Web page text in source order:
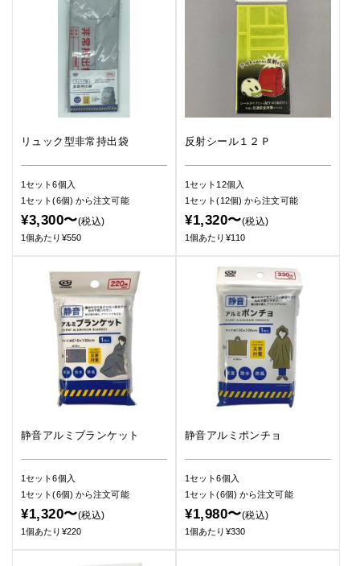
リュック型非常持出袋
1セット6個入
1セット(6個) から注文可能
¥3,300〜(税込)
1個あたり¥550
反射シール１２Ｐ
1セット12個入
1セット(12個)から注文可能
¥1,320〜(税込)
1個あたり¥110
静音アルミブランケット
1セット6個入
1セット(6個) から注文可能
¥1,320〜(税込)
1個あたり¥220
静音アルミポンチョ
1セット6個入
1セット(6個) から注文可能
¥1,980〜(税込)
1個あたり¥330